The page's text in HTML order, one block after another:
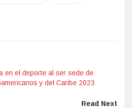
en el deporte al ser sede de
y del Caribe 2023
Read Next